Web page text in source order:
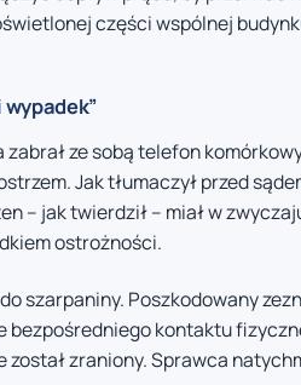
części wspólnej
ze sobą telefon
Jak tłumaczył przed
– jak twierdził – miał w
ostrożności.
szarpaniny. Poszkodowany
bezpośredniego kontaktu
został zraniony. Sprawca